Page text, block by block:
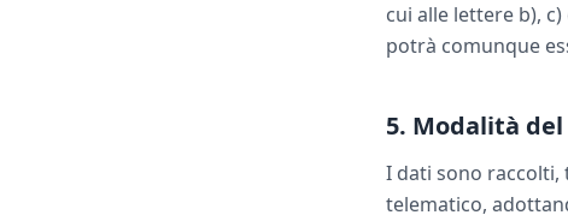
cui alle lettere b),
potrà comunque
5. Modalità
I dati sono
telematico,